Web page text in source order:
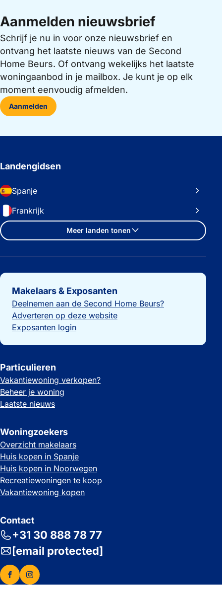
Aanmelden nieuwsbrief
Schrijf je nu in voor onze nieuwsbrief en
ontvang het laatste nieuws van de Second
Home Beurs. Of ontvang wekelijks het laatste
woningaanbod in je mailbox. Je kunt je op elk
moment eenvoudig afmelden.
Aanmelden
Landengidsen
Spanje
Frankrijk
Meer landen tonen
Belangrijke links
Makelaars & Exposanten
Deelnemen aan de Second Home Beurs?
Adverteren op deze website
Exposanten login
Particulieren
Vakantiewoning verkopen?
Beheer je woning
Laatste nieuws
Woningzoekers
Overzicht makelaars
Huis kopen in Spanje
Huis kopen in Noorwegen
Recreatiewoningen te koop
Vakantiewoning kopen
Contact
+31 30 888 78 77
[email protected]